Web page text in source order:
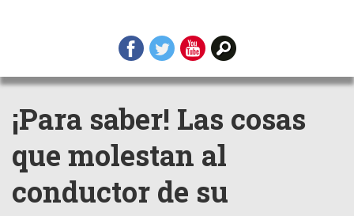
¡Para saber! Las cosas
que molestan al
conductor de su